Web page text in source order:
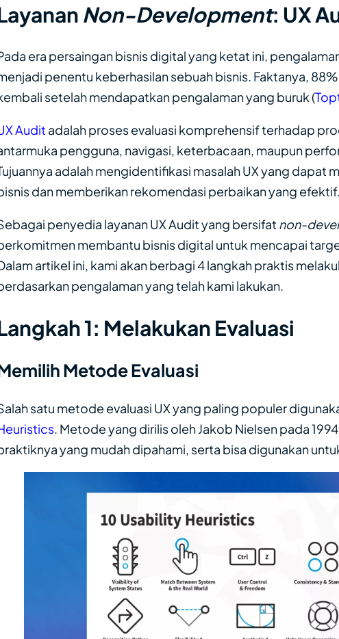
Non-Development: UX
era persaingan bisnis digital yang ketat ini,
penentu keberhasilan sebuah bisnis. Faktanya,
setelah mendapatkan pengalaman yang buruk (
Audit adalah proses evaluasi komprehensif terhadap
pengguna, navigasi, keterbacaan, maupun
adalah mengidentifikasi masalah UX yang dapat
dan memberikan rekomendasi perbaikan yang efektif.
penyedia layanan UX Audit yang bersifat non-
membantu bisnis digital untuk mencapai
artikel ini, kami akan berbagi 4 langkah praktis
pengalaman yang telah kami lakukan.
1: Melakukan Evaluasi
Metode Evaluasi
satu metode evaluasi UX yang paling populer
. Metode yang dirilis oleh Jakob Nielsen pada
yang mudah dipahami, serta bisa digunakan